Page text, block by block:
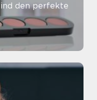
den perfekte